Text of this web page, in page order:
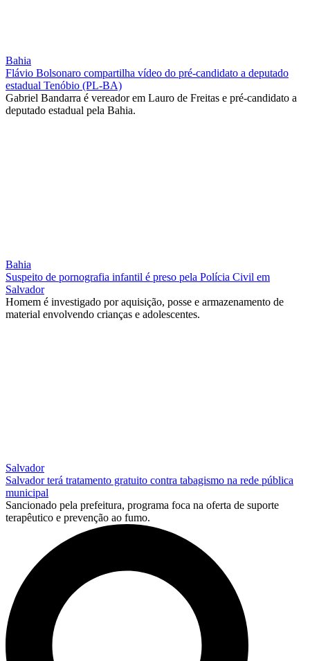
Bahia
Flávio Bolsonaro compartilha vídeo do pré-candidato a deputado
estadual Tenóbio (PL-BA)
Gabriel Bandarra é vereador em Lauro de Freitas e pré-candidato a
deputado estadual pela Bahia.
Bahia
Suspeito de pornografia infantil é preso pela Polícia Civil em
Salvador
Homem é investigado por aquisição, posse e armazenamento de
material envolvendo crianças e adolescentes.
Salvador
Salvador terá tratamento gratuito contra tabagismo na rede pública
municipal
Sancionado pela prefeitura, programa foca na oferta de suporte
terapêutico e prevenção ao fumo.